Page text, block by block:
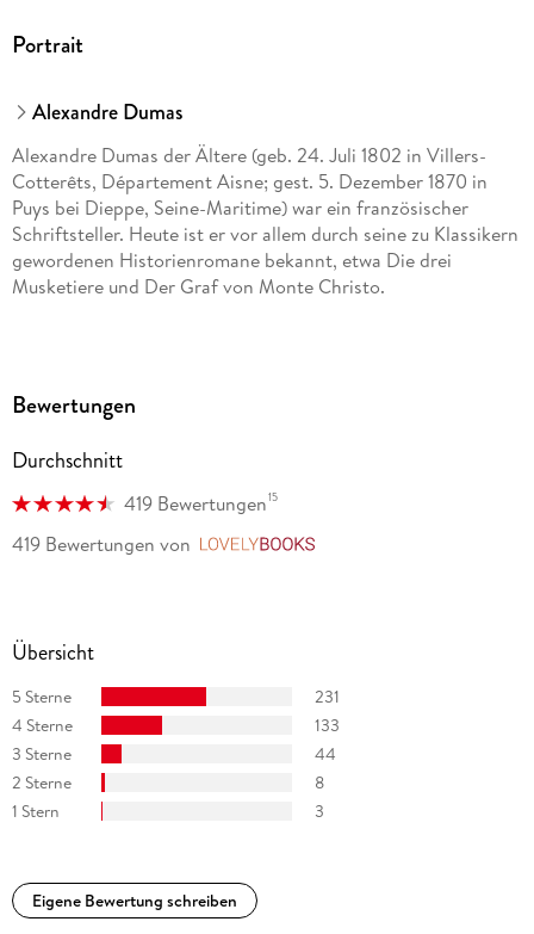
Portrait
Alexandre Dumas
Alexandre Dumas der Ältere (geb. 24. Juli 1802 in Villers-
Cotterêts, Département Aisne; gest. 5. Dezember 1870 in
Puys bei Dieppe, Seine-Maritime) war ein französischer
Schriftsteller. Heute ist er vor allem durch seine zu Klassikern
gewordenen Historienromane bekannt, etwa Die drei
Musketiere und Der Graf von Monte Christo.
Bewertungen
Durchschnitt
419 Bewertungen15
419 Bewertungen von
Übersicht
5 Sterne
231
4 Sterne
133
3 Sterne
44
2 Sterne
8
1 Stern
3
Eigene Bewertung schreiben